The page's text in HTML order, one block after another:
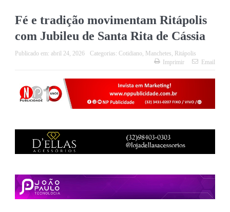
Fé e tradição movimentam Ritápolis
com Jubileu de Santa Rita de Cássia
Publicado em: abril 24, 2026 Categorias: Cotidiano, Manchetes, Ritápolis
Imprimir
Email